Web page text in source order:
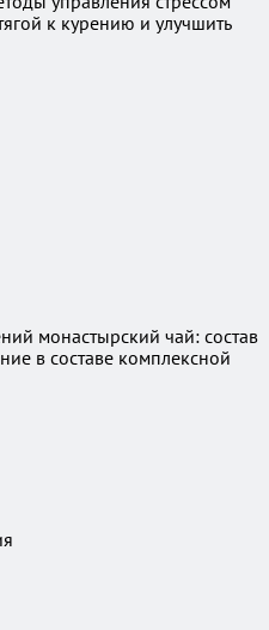
к курению и улучшить
монастырский чай: состав
в составе комплексной